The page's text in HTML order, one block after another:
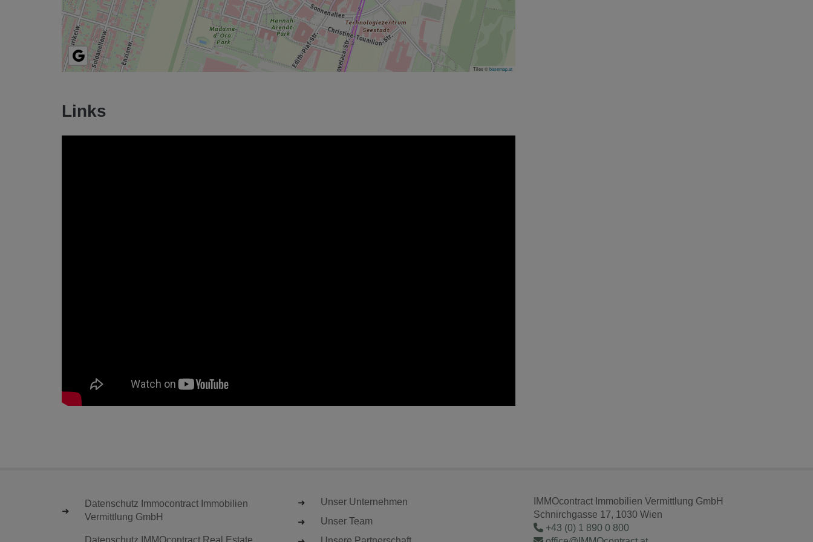
Tiles ©basemap.at
Links
Datenschutz Immocontract Immobilien
Vermittlung GmbH
Unser Unternehmen
Unser Team
IMMOcontract Immobilien Vermittlung GmbH
Schnirchgasse 17, 1030 Wien
+43 (0) 1 890 0 800